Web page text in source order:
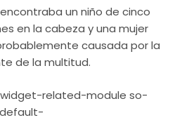
un niño de cinco
en la cabeza y una mujer
causada por la
de la multitud.
related-module so-